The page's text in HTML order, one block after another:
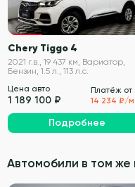
VIN проверен
Chery Tiggo 4
2021 г.в., 19 437 км, Вариатор,
Бензин, 1.5 л., 113 л.с.
Цена авто
1 189 100 ₽
Платёж от
14 234 ₽/
Подробнее
Автомобили в том же